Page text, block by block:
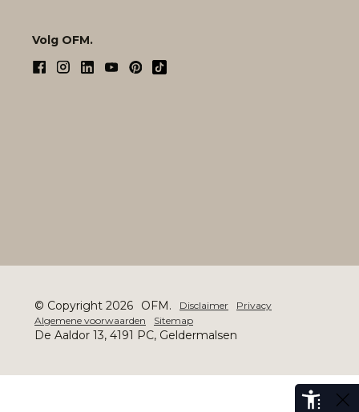
Volg OFM.
© Copyright 2026 OFM. Disclaimer
Privacy
Algemene voorwaarden
Sitemap
De Aaldor 13, 4191 PC, Geldermalsen